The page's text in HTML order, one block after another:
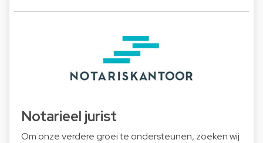
Notarieel jurist
Om onze verdere groei te ondersteunen, zoeken wij